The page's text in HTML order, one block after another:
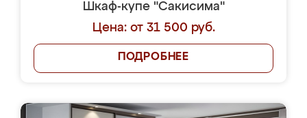
Шкаф-купе "Сакисима"
Цена: от 31 500 руб.
ПОДРОБНЕЕ